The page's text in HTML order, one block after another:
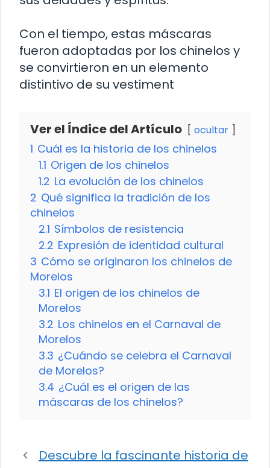
Con el tiempo, estas máscaras
fueron adoptadas por los chinelos y
se convirtieron en un elemento
distintivo de su vestiment
Ver el Índice del Artículo ocultar
1 Cuál es la historia de los chinelos
1.1 Origen de los chinelos
1.2 La evolución de los chinelos
2 Qué significa la tradición de los
chinelos
2.1 Símbolos de resistencia
2.2 Expresión de identidad cultural
3 Cómo se originaron los chinelos de
Morelos
3.1 El origen de los chinelos de
Morelos
3.2 Los chinelos en el Carnaval de
Morelos
3.3 ¿Cuándo se celebra el Carnaval
de Morelos?
3.4 ¿Cuál es el origen de las
máscaras de los chinelos?
Descubre la fascinante historia de